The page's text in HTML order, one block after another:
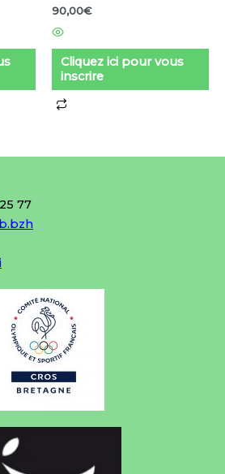
90,00€
Cliquez ici pour vous
inscrire
77